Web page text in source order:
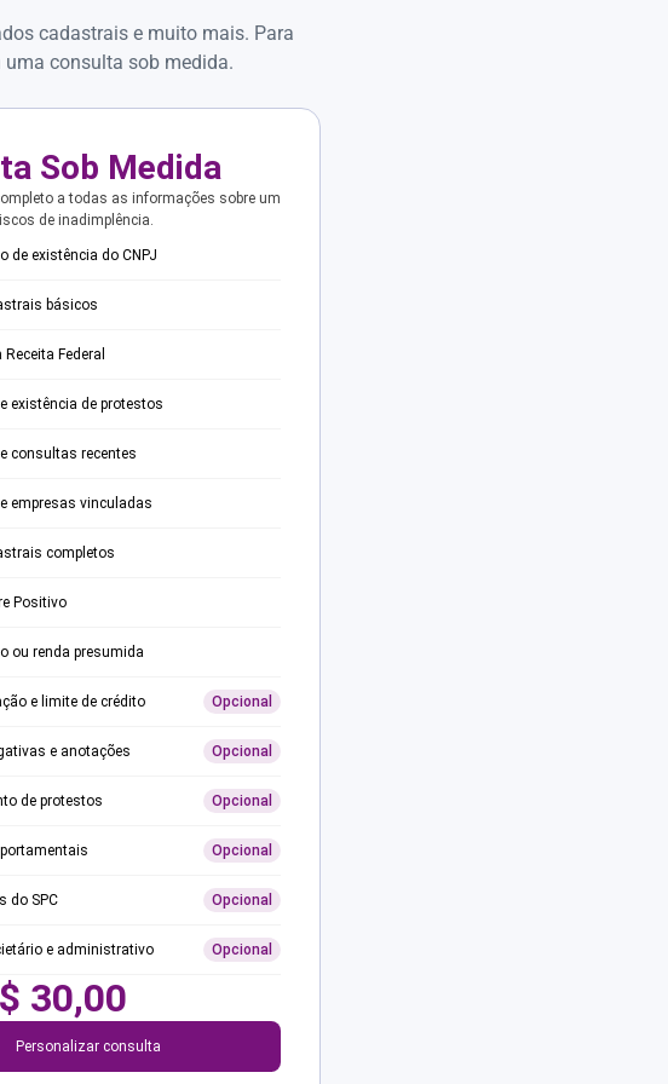
cadastrais e muito mais. Para
consulta sob medida.
Sob Medida
a todas as informações sobre um
de inadimplência.
de existência do CNPJ
básicos
Federal
existência de protestos
consultas recentes
empresas vinculadas
completos
Positivo
ou renda presumida
e limite de crédito Opcional
e anotações Opcional
de protestos Opcional
Opcional
do SPC Opcional
e administrativo Opcional
30,00
Personalizar consulta